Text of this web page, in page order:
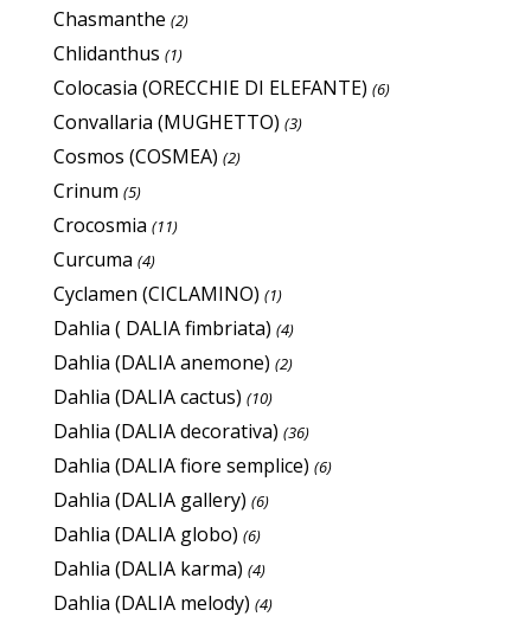
Chasmanthe (2)
Chlidanthus (1)
Colocasia (ORECCHIE DI ELEFANTE) (6)
Convallaria (MUGHETTO) (3)
Cosmos (COSMEA) (2)
Crinum (5)
Crocosmia (11)
Curcuma (4)
Cyclamen (CICLAMINO) (1)
Dahlia ( DALIA fimbriata) (4)
Dahlia (DALIA anemone) (2)
Dahlia (DALIA cactus) (10)
Dahlia (DALIA decorativa) (36)
Dahlia (DALIA fiore semplice) (6)
Dahlia (DALIA gallery) (6)
Dahlia (DALIA globo) (6)
Dahlia (DALIA karma) (4)
Dahlia (DALIA melody) (4)